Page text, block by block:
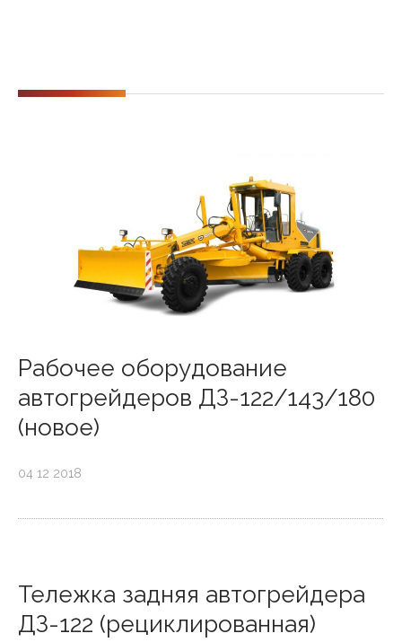
Рабочее оборудование
автогрейдеров ДЗ-122/143/180
(новое)
04 12 2018
Тележка задняя автогрейдера
ДЗ-122 (рециклированная)